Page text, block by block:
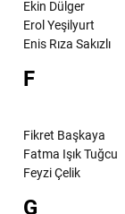
Ekin Dülger
Erol Yeşilyurt
Enis Rıza Sakızlı
F
Fikret Başkaya
Fatma Işık Tuğcu
Feyzi Çelik
G